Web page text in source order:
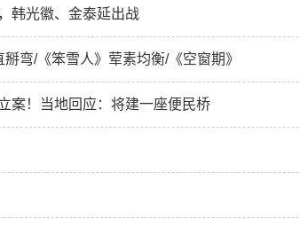
韩光徽、金泰延出战
弯/《笨雪人》荤素均衡/《空窗期》
案！当地回应：将建一座便民桥